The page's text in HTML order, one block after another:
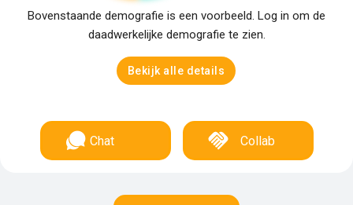
Bovenstaande demografie is een voorbeeld. Log in om de
daadwerkelijke demografie te zien.
Bekijk alle details
Chat Collab